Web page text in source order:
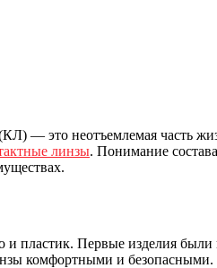
— это неотъемлемая часть
линзы. Понимание
и пластик. Первые изделия
комфортными и